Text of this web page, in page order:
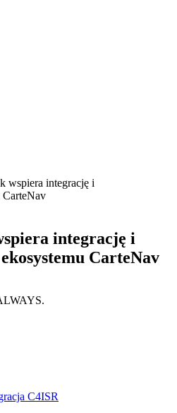
wspiera integrację i
CarteNav
integrację i
CarteNav
C4ISR